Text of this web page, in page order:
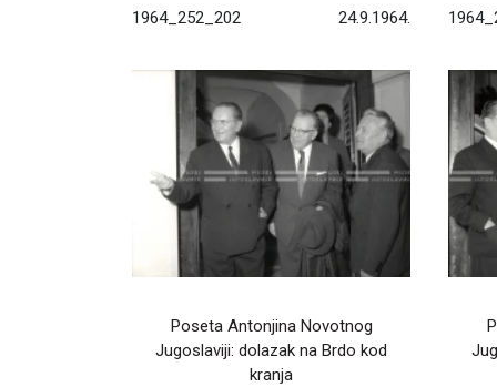
1964_252_202 24.9.1964.
Poseta Antonjina Novotnog
Jugoslaviji: dolazak na Brdo kod
kranja